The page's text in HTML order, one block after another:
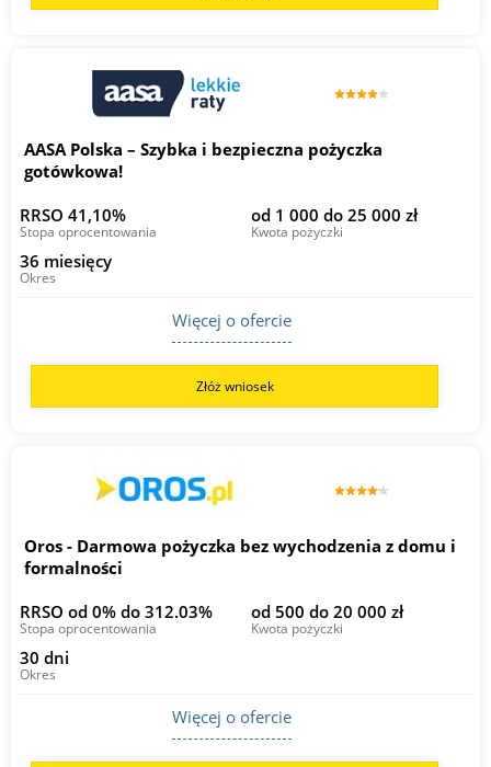
AASA Polska – Szybka i bezpieczna pożyczka
gotówkowa!
RRSO 41,10%
Stopa oprocentowania
od 1 000 do 25 000 zł
Kwota pożyczki
36 miesięcy
Okres
Więcej o ofercie
Złóż wniosek
Oros - Darmowa pożyczka bez wychodzenia z domu i
formalności
RRSO od 0% do 312.03%
Stopa oprocentowania
od 500 do 20 000 zł
Kwota pożyczki
30 dni
Okres
Więcej o ofercie